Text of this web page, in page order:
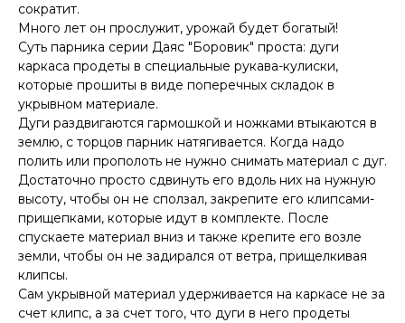
сократит.
Много лет он прослужит, урожай будет богатый!
Суть парника серии Даяс "Боровик" проста: дуги
каркаса продеты в специальные рукава-кулиски,
которые прошиты в виде поперечных складок в
укрывном материале.
Дуги раздвигаются гармошкой и ножками втыкаются в
землю, с торцов парник натягивается. Когда надо
полить или прополоть не нужно снимать материал с дуг.
Достаточно просто сдвинуть его вдоль них на нужную
высоту, чтобы он не сползал, закрепите его клипсами-
прищепками, которые идут в комплекте. После
спускаете материал вниз и также крепите его возле
земли, чтобы он не задирался от ветра, прищелкивая
клипсы.
Сам укрывной материал удерживается на каркасе не за
счет клипс, а за счет того, что дуги в него продеты